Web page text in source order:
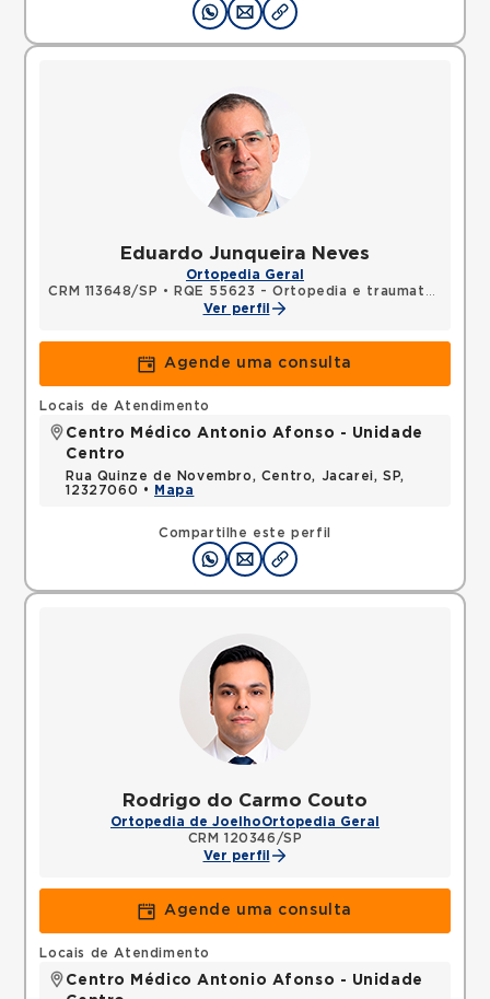
Eduardo Junqueira Neves
Ortopedia Geral
CRM 113648/SP •
RQE 55623 - Ortopedia e traumatologia
Ver perfil
Agende uma consulta
Compartilhe este perfil
Locais de Atendimento
Centro Médico Antonio Afonso - Unidade
Centro
Rua Quinze de Novembro, Centro, Jacarei, SP,
12327060 •
Mapa
Rodrigo do Carmo Couto
Ortopedia de JoelhoOrtopedia Geral
CRM 120346/SP
Ver perfil
Agende uma consulta
Locais de Atendimento
Centro Médico Antonio Afonso - Unidade